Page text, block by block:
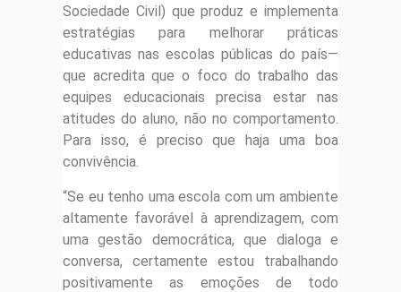
Sociedade Civil) que produz e implementa
estratégias para melhorar práticas
educativas nas escolas públicas do país—
que acredita que o foco do trabalho das
equipes educacionais precisa estar nas
atitudes do aluno, não no comportamento.
Para isso, é preciso que haja uma boa
convivência.
“Se eu tenho uma escola com um ambiente
altamente favorável à aprendizagem, com
uma gestão democrática, que dialoga e
conversa, certamente estou trabalhando
positivamente as emoções de todo